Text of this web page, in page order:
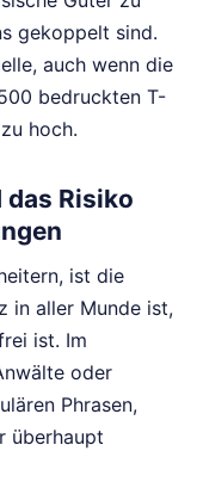
gekoppelt sind.
auch wenn die
bedruckten T-
hoch.
das Risiko
ist die
in aller Munde ist,
ist. Im
oder
Phrasen,
überhaupt